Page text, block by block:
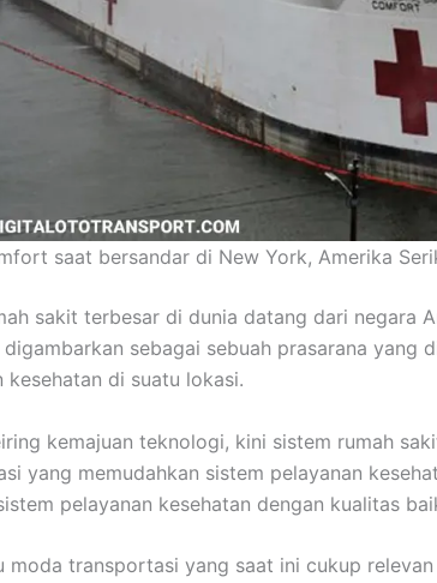
saat bersandar di New York, Amerika
sakit terbesar di dunia datang dari negara
digambarkan sebagai sebuah prasarana yang
kesehatan di suatu lokasi.
kemajuan teknologi, kini sistem rumah
yang memudahkan sistem pelayanan
pelayanan kesehatan dengan kualitas
moda transportasi yang saat ini cukup